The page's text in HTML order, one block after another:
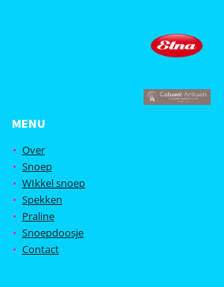
MENU
Over
Snoep
WIkkel snoep
Spekken
Praline
Snoepdoosje
Contact